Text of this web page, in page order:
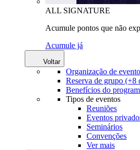
ALL SIGNATURE
Acumule pontos que não
Acumule já
Voltar
Organização de
Reserva de grupo (+8
Benefícios do
Tipos de eventos
Reuniões
Eventos
Seminários
Convenções
Ver mais